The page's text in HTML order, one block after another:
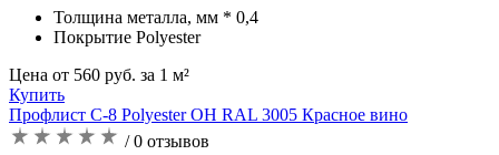
Толщина металла, мм * 0,4
Покрытие Polyester
Цена от 560 руб. за 1 м²
Купить
Профлист С-8 Polyester OH RAL 3005 Красное вино
/ 0 отзывов